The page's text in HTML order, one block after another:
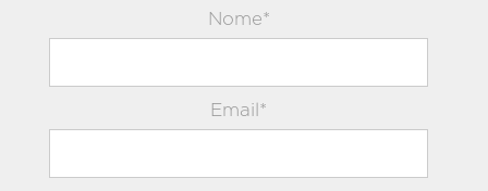
Nome*
Email*